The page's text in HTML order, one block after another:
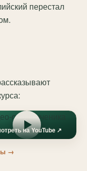
перестал
на YouTube ↗
→